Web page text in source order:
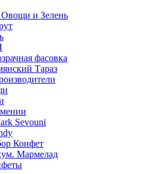
и Зелень
фасовка
Тараз
Sevouni
Конфет
Мармелад